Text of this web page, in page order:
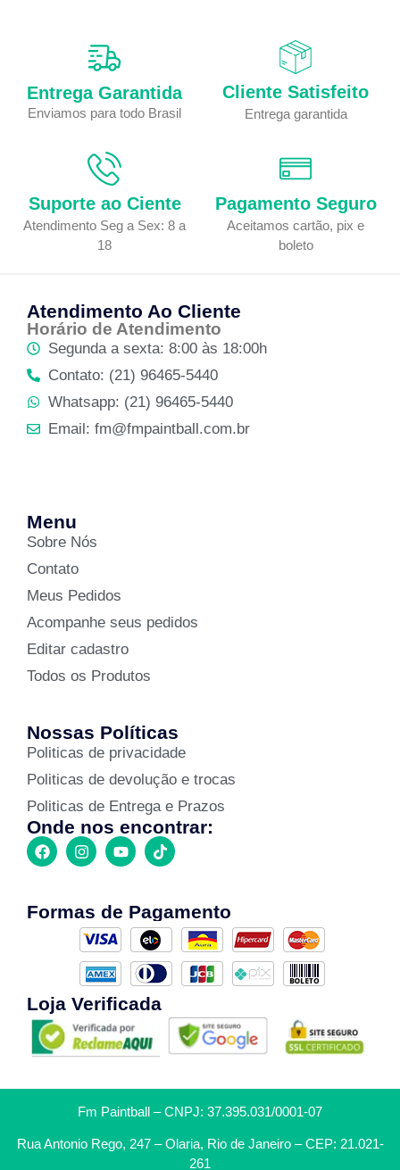
Entrega Garantida
Enviamos para todo Brasil
Cliente Satisfeito
Entrega garantida
Suporte ao Ciente
Atendimento Seg a Sex: 8 a
18
Pagamento Seguro
Aceitamos cartão, pix e
boleto
Atendimento Ao Cliente
Horário de Atendimento
Segunda a sexta: 8:00 às 18:00h
Contato: (21) 96465-5440
Whatsapp: (21) 96465-5440
Email: fm@fmpaintball.com.br
Menu
Sobre Nós
Contato
Meus Pedidos
Acompanhe seus pedidos
Editar cadastro
Todos os Produtos
Nossas Políticas
Politicas de privacidade
Politicas de devolução e trocas
Politicas de Entrega e Prazos
Onde nos encontrar:
Formas de Pagamento
Loja Verificada
Fm Paintball – CNPJ: 37.395.031/0001-07
Rua Antonio Rego, 247 – Olaria, Rio de Janeiro – CEP: 21.021-
261